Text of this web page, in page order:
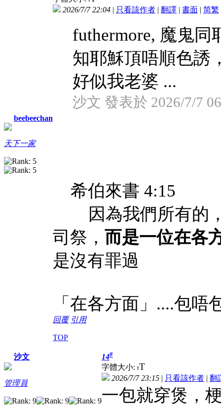
beebeechan
天下一家
2026/7/7 22:04 | 只看該作者 | 翻譯 | 書面 | 简繁
futhermore, 魔鬼
知耶穌頂唔順色誘
好似我老婆 ...
沙文 發表於 2026/7/7
希伯來書 4:15
因為我們所有的，
司祭， 而是一位在各
是沒有罪過
「在各方面」....包唔
回覆 引用
TOP
沙文
管理員
14#
字體大小: tT
2026/7/7 23:15 | 只看該作者 | 翻
一包就穿煲，